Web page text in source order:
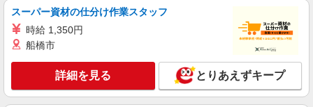
期間（3ヶ月間）：同条件
千葉県船橋市浜町2-1-1 ららぽーとTOKYO-
キープ 詳細を見る
正社員
スーパー資材の仕分け作業スタッフ
時給 1,350円
船橋市
詳細を見る とりあえずキープ